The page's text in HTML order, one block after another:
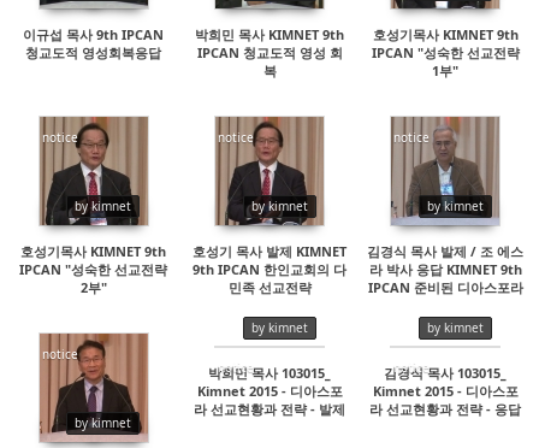
이규섭 목사 9th IPCAN
청교도적 영성회복응답
박희민 목사 KIMNET 9th
IPCAN 청교도적 영성 회
복
호성기목사 KIMNET 9th
IPCAN "성숙한 선교전략
1부"
notice
by kimnet
15104
호성기목사 KIMNET 9th
IPCAN "성숙한 선교전략
2부"
notice
by kimnet
34650
호성기 목사 발제 KIMNET
9th IPCAN 한인교회의 다
민족 선교전략
notice
by kimnet
15911
김경식 목사 발제 / 조 에스
라 박사 응답 KIMNET 9th
IPCAN 준비된 디아스포라
notice
by kimnet
16744
notice
by kimnet
80196
박희민 목사 103015_
Kimnet 2015 - 디아스포
라 선교현황과 전략 - 발제
notice
by kimnet
16124
김경식 목사 103015_
Kimnet 2015 - 디아스포
라 선교현황과 전략 - 응답